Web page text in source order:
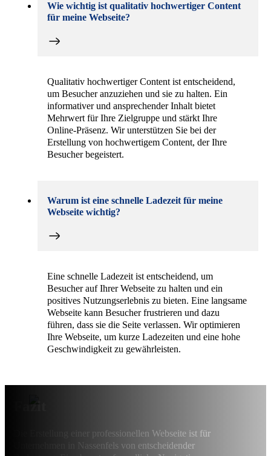
Wie wichtig ist qualitativ hochwertiger Content
für meine Webseite?
Qualitativ hochwertiger Content ist entscheidend,
um Besucher anzuziehen und sie zu halten. Ein
informativer und ansprechender Inhalt bietet
Mehrwert für Ihre Zielgruppe und stärkt Ihre
Online-Präsenz. Wir unterstützen Sie bei der
Erstellung von hochwertigem Content, der Ihre
Besucher begeistert.
Warum ist eine schnelle Ladezeit für meine
Webseite wichtig?
Eine schnelle Ladezeit ist entscheidend, um
Besucher auf Ihrer Webseite zu halten und ein
positives Nutzungserlebnis zu bieten. Eine langsame
Webseite kann Besucher frustrieren und dazu
führen, dass sie die Seite verlassen. Wir optimieren
Ihre Webseite, um kurze Ladezeiten und eine hohe
Geschwindigkeit zu gewährleisten.
Fazit
Die Erstellung einer professionellen Webseite ist für
Unternehmen in Nassenfels von entscheidender